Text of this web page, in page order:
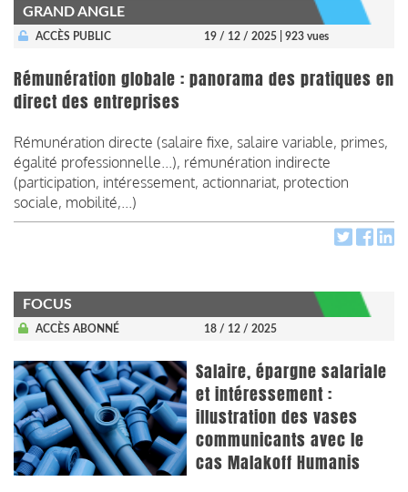
GRAND ANGLE
ACCÈS PUBLIC 19 / 12 / 2025 | 923 vues
Rémunération globale : panorama des pratiques en
direct des entreprises
Rémunération directe (salaire fixe, salaire variable, primes,
égalité professionnelle...), rémunération indirecte
(participation, intéressement, actionnariat, protection
sociale, mobilité,...)
FOCUS
ACCÈS ABONNÉ 18 / 12 / 2025
Salaire, épargne salariale
et intéressement :
illustration des vases
communicants avec le
cas Malakoff Humanis